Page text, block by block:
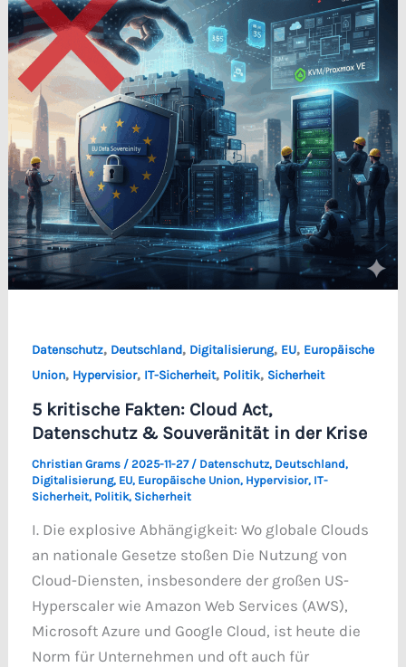
Datenschutz, Deutschland, Digitalisierung, EU, Europäische
Union, Hypervisior, IT-Sicherheit, Politik, Sicherheit
5 kritische Fakten: Cloud Act,
Datenschutz & Souveränität in der Krise
Christian Grams / 2025-11-27 / Datenschutz, Deutschland,
Digitalisierung, EU, Europäische Union, Hypervisior, IT-
Sicherheit, Politik, Sicherheit
I. Die explosive Abhängigkeit: Wo globale Clouds
an nationale Gesetze stoßen Die Nutzung von
Cloud-Diensten, insbesondere der großen US-
Hyperscaler wie Amazon Web Services (AWS),
Microsoft Azure und Google Cloud, ist heute die
Norm für Unternehmen und oft auch für